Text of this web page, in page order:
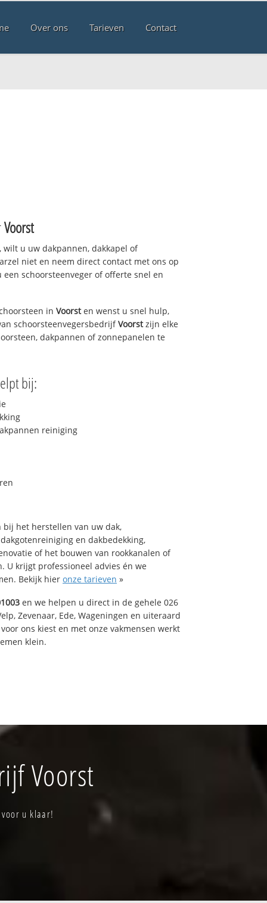
Over ons Tarieven Contact
Voorst
u uw dakpannen, dakkapel of
niet en neem direct contact met ons op
een schoorsteenveger of offerte snel en
in Voorsten wenst u snel hulp,
schoorsteenvegersbedrijfVoorstzijn elke
dakpannen of zonnepanelen te
bij:
reiniging
bij het herstellen van uw dak,
en dakbedekking,
of het bouwen van rookkanalen of
U krijgt professioneel advies én we
Bekijk hier onze tarieven »
en we helpen u direct in de gehele 026
Zevenaar, Ede, Wageningen en uiteraard
ons kiest en met onze vakmensen werkt
klein.
Voorst
u klaar!